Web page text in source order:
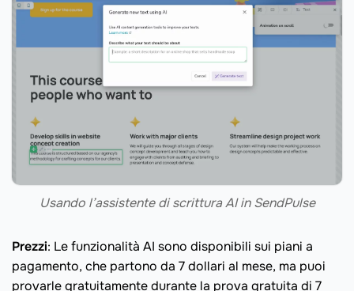
Usando l’assistente di scrittura AI in SendPulse
Prezzi: Le funzionalità AI sono disponibili sui piani a
pagamento, che partono da 7 dollari al mese, ma puoi
provarle gratuitamente durante la prova gratuita di 7